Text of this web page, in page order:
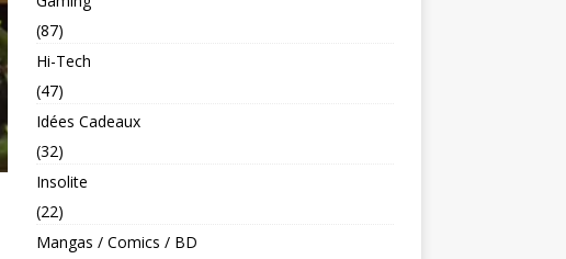
(87)
Hi-Tech
(47)
Idées Cadeaux
(32)
Insolite
(22)
Mangas / Comics / BD